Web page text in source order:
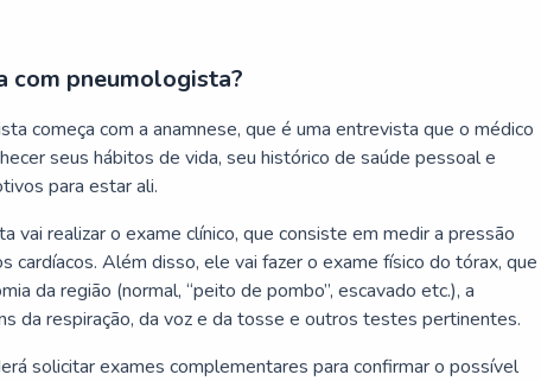
com pneumologista?
começa com a anamnese, que é uma entrevista que o médico
seus hábitos de vida, seu histórico de saúde pessoal e
para estar ali.
vai realizar o exame clínico, que consiste em medir a pressão
cardíacos. Além disso, ele vai fazer o exame físico do tórax, que
da região (normal, “peito de pombo”, escavado etc.), a
da respiração, da voz e da tosse e outros testes pertinentes.
solicitar exames complementares para confirmar o possível